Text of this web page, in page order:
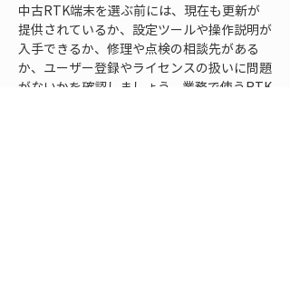
中古RTK端末を選ぶ前には、現在も更新が
提供されているか、設定ツールや操作説明が
入手できるか、修理や点検の相談先がある
か、ユーザー登録やライセンスの扱いに問題
がないかを確認しましょう。業務で使うRTK